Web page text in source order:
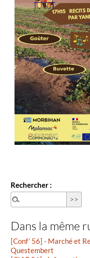
Rechercher :
Dans la même
[Conf’ 56] - Marché et
Questembert